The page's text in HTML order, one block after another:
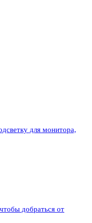
для монитора,
добраться от